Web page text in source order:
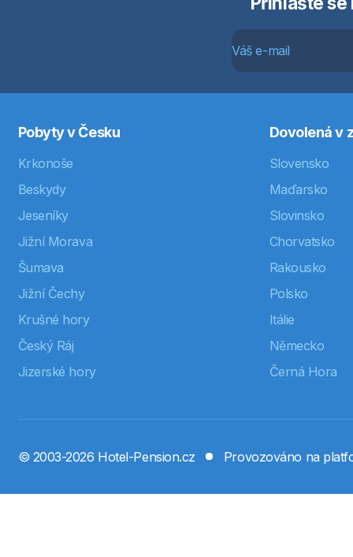
Pobyty v Česku
Krkonoše
Beskydy
Jeseníky
Jižní Morava
Šumava
Jižní Čechy
Krušné hory
Český Ráj
Jizerské hory
Dovolená v
Slovensko
Maďarsko
Slovinsko
Chorvatsko
Rakousko
Polsko
Itálie
Německo
Černá Hora
© 2003-2026 Hotel-Pension.cz Provozováno na